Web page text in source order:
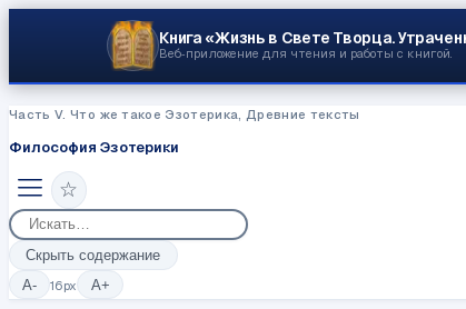
Книга «Жизнь в Свете Творца.
Веб‑приложение для чтения и работы с книгой.
Часть V. Что же такое Эзотерика, Древние тексты
Философия Эзотерики
☆
Скрыть содержание
A-
16px A+